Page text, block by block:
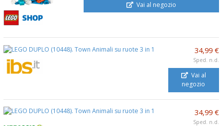
Vai al negozio
34,99 €
Sped. n.d.
Vai al
negozio
34,99 €
Sped. n.d.